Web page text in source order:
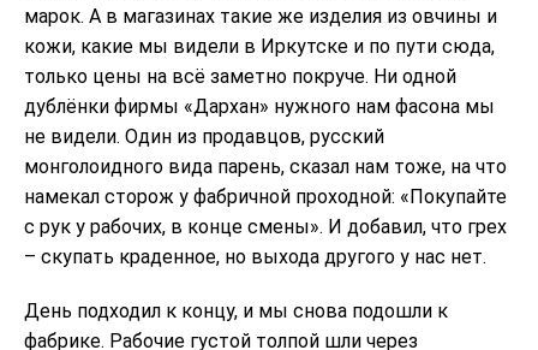
марок. А в магазинах такие же изделия из овчины и
кожи, какие мы видели в Иркутске и по пути сюда,
только цены на всё заметно покруче. Ни одной
дублёнки фирмы «Дархан» нужного нам фасона мы
не видели. Один из продавцов, русский
монголоидного вида парень, сказал нам тоже, на что
намекал сторож у фабричной проходной: «Покупайте
с рук у рабочих, в конце смены». И добавил, что грех
– скупать краденное, но выхода другого у нас нет.
День подходил к концу, и мы снова подошли к
фабрике. Рабочие густой толпой шли через